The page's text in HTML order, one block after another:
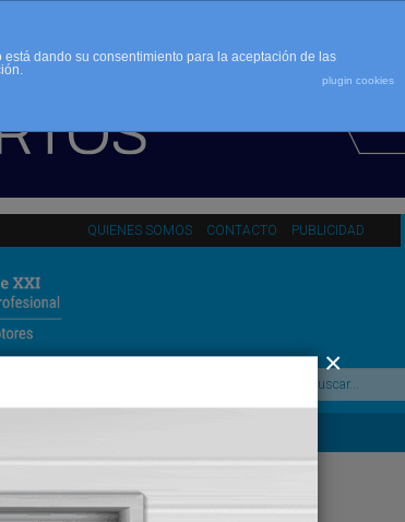
QUIENES SOMOS CONTACTO PUBLICIDAD
dando su consentimiento para la aceptación de las
plugin cookies